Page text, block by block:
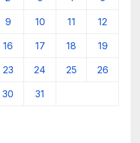
9 10 11 12
16 17 18 19
23 24 25 26
30 31